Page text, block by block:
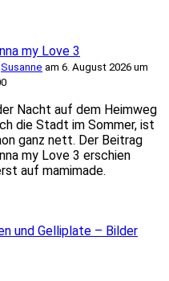
my Love 3
Susanne am 6. August 2026 um
Nacht auf dem Heimweg
die Stadt im Sommer, ist
ganz nett. Der Beitrag
my Love 3 erschien
auf mamimade.
und Gelliplate – Bilder